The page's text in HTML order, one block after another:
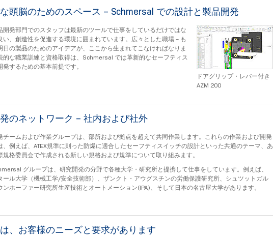
頭脳のためのスペース – Schmersal での設計と製品開発
ドアグリップ・レバー付き
AZM 200
開発部門でのスタッフは最新のツールで仕事をしているだけではな
い、創造性を促進する環境に囲まれています。広々とした職場 – も
日の製品のためのアイデアが、ここから生まれてこなければなりま
的な職業訓練と資格取得は、Schmersal では革新的なセーフティス
発するための基本前提です。
のネットワーク – 社内および社外
チームおよび作業グループは、部所および拠点を超えて共同作業します。これらの作業および開発
、例えば、ATEX規準に則った防爆に適合したセーフティスイッチの設計といった共通のテーマ、あ
規格委員会で作成される新しい規格および規準について取り組みます。
グループは、研究開発の分野で各種大学・研究所と提携して仕事をしています。例えば、
ール大学（機械工学/安全技術部）、ザンクト・アウグスチンの労働保護研究所、シュツットガル
ンホーファー研究所生産技術とオートメーション(IPA)、そして日本の名古屋大学があります。
、お客様のニーズと要求があります